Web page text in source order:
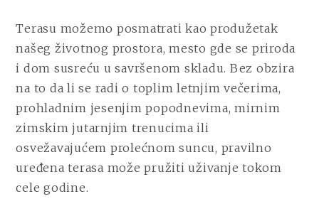
SAVRŠENU
TERASU
ZA
GODIŠNJE
DOBA?
Terasu možemo posmatrati kao produžetak
našeg životnog prostora, mesto gde se priroda
i dom susreću u savršenom skladu. Bez obzira
na to da li se radi o toplim letnjim večerima,
prohladnim jesenjim popodnevima, mirnim
zimskim jutarnjim trenucima ili
osvežavajućem prolećnom suncu, pravilno
uređena terasa može pružiti uživanje tokom
cele godine.